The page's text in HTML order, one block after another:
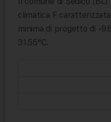
climatica F
minima di progetto di -
31.55°C.